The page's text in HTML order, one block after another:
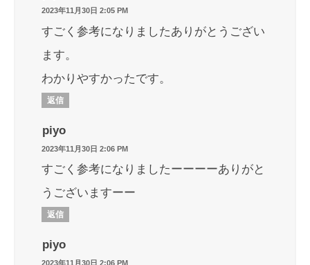
2023年11月30日 2:05 PM
すごく参考になりましたありがとうござい
ます。
わかりやすかったです。
返信
piyo
2023年11月30日 2:06 PM
すごく参考になりましたーーーーありがと
うございますーー
返信
piyo
2023年11月30日 2:06 PM